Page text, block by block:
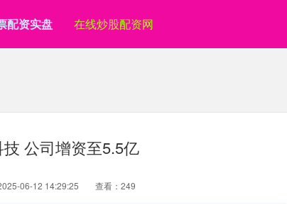
配资实盘 在线炒股配资网
公司增资至5.5亿
06-12 14:29:25 查看：249